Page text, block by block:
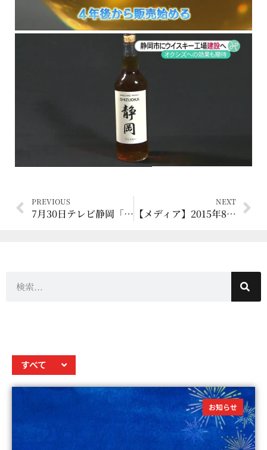
PREVIOUS
7月30日テレビ静岡「てっぺんアワー」にてガイアフローを特集していただきます！
NEXT
【メディア】2015年8月 静岡市広報誌「静岡気分No.281」[玉川にウイスキー工場 新たなオクシズ名産の第一歩]
すべて
お知らせ